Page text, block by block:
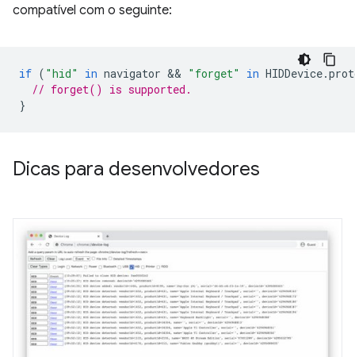
compatível com o seguinte:
if ( "hid" in navigator && "forget" in HIDDevice.
// forget() is supported.
}
Dicas para desenvolvedores